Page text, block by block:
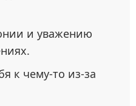
и уважению
к чему-то из-за